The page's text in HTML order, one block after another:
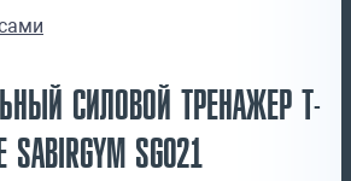
СИЛОВОЙ ТРЕНАЖЕР Т-
SG021